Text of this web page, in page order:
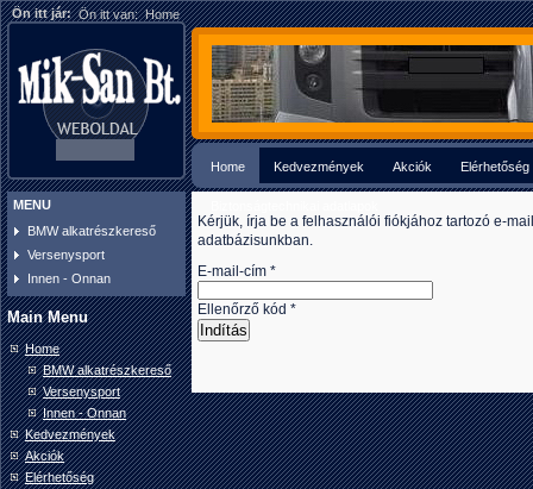
Ön itt jár: Ön itt van:Home
Home Kedvezmények Akciók Elérhetőség
MENU
BMW alkatrészkereső
Versenysport
Innen - Onnan
Main Menu
Home
BMW alkatrészkereső
Versenysport
Innen - Onnan
Kedvezmények
Akciók
Elérhetőség
Kérjük, írja be a felhasználói fiókjához tartozó e-
adatbázisunkban.
E-mail-cím *
Ellenőrző kód *
Indítás